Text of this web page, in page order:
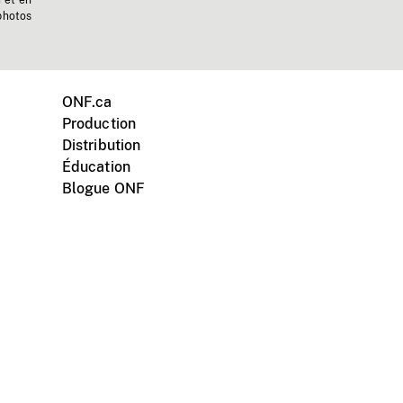
ONF.ca
Production
Distribution
Éducation
Blogue ONF